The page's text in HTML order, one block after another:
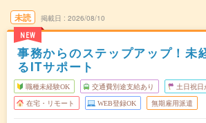
未読
NEW
掲載日 2026/08/10
事務からのステップアップ！未
るITサポート
職種未経験OK 交通費別途支給あり 土日祝日
在宅・リモート WEB登録OK 無期雇用派遣